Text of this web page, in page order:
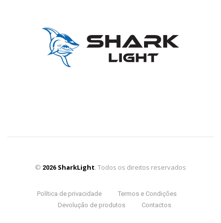
© 2026 SharkLight. Todos os direitos reservados
Política de privacidade
Termos e Condições
Devolução de produtos
Contactos